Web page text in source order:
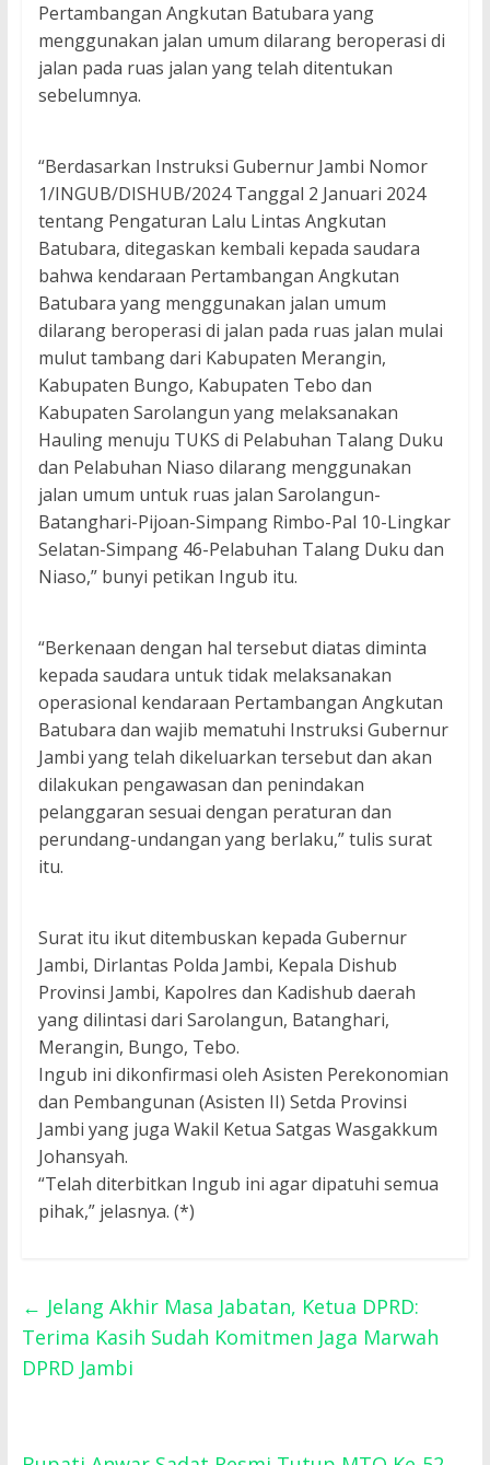
Pertambangan Angkutan Batubara yang
menggunakan jalan umum dilarang beroperasi di
jalan pada ruas jalan yang telah ditentukan
sebelumnya.
“Berdasarkan Instruksi Gubernur Jambi Nomor
1/INGUB/DISHUB/2024 Tanggal 2 Januari 2024
tentang Pengaturan Lalu Lintas Angkutan
Batubara, ditegaskan kembali kepada saudara
bahwa kendaraan Pertambangan Angkutan
Batubara yang menggunakan jalan umum
dilarang beroperasi di jalan pada ruas jalan mulai
mulut tambang dari Kabupaten Merangin,
Kabupaten Bungo, Kabupaten Tebo dan
Kabupaten Sarolangun yang melaksanakan
Hauling menuju TUKS di Pelabuhan Talang Duku
dan Pelabuhan Niaso dilarang menggunakan
jalan umum untuk ruas jalan Sarolangun-
Batanghari-Pijoan-Simpang Rimbo-Pal 10-Lingkar
Selatan-Simpang 46-Pelabuhan Talang Duku dan
Niaso,” bunyi petikan Ingub itu.
“Berkenaan dengan hal tersebut diatas diminta
kepada saudara untuk tidak melaksanakan
operasional kendaraan Pertambangan Angkutan
Batubara dan wajib mematuhi Instruksi Gubernur
Jambi yang telah dikeluarkan tersebut dan akan
dilakukan pengawasan dan penindakan
pelanggaran sesuai dengan peraturan dan
perundang-undangan yang berlaku,” tulis surat
itu.
Surat itu ikut ditembuskan kepada Gubernur
Jambi, Dirlantas Polda Jambi, Kepala Dishub
Provinsi Jambi, Kapolres dan Kadishub daerah
yang dilintasi dari Sarolangun, Batanghari,
Merangin, Bungo, Tebo.
Ingub ini dikonfirmasi oleh Asisten Perekonomian
dan Pembangunan (Asisten II) Setda Provinsi
Jambi yang juga Wakil Ketua Satgas Wasgakkum
Johansyah.
“Telah diterbitkan Ingub ini agar dipatuhi semua
pihak,” jelasnya. (*)
← Jelang Akhir Masa Jabatan, Ketua DPRD:
Terima Kasih Sudah Komitmen Jaga Marwah
DPRD Jambi